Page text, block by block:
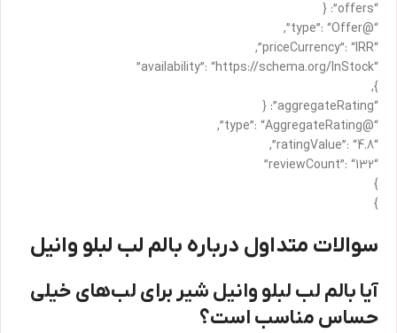
“offers”: {
“@type”: “Offer”,
“priceCurrency”: “IRR”,
“availability”: “https://schema.org/InStock”
},
“aggregateRating”: {
“@type”: “AggregateRating”,
“ratingValue”: “4.8”,
“reviewCount”: “132”
}
}
سوالات متداول درباره بالم لب لبلو وانیل
آیا بالم لب لبلو وانیل شیر برای لب‌های خیلی
حساس مناسب است؟